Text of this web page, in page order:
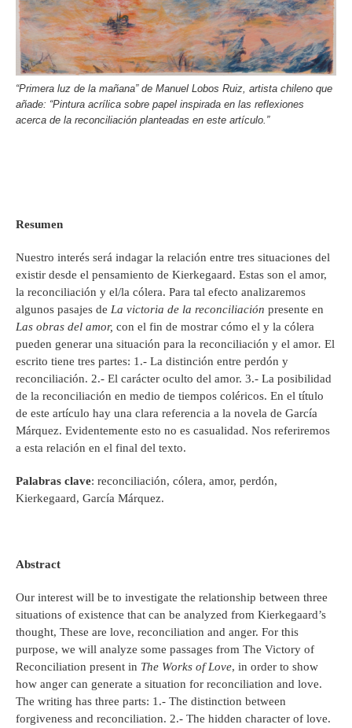
“Primera luz de la mañana” de Manuel Lobos Ruiz, artista chileno que
añade: “Pintura acrílica sobre papel inspirada en las reflexiones
acerca de la reconciliación planteadas en este artículo.”
Resumen
Nuestro interés será indagar la relación entre tres situaciones del
existir desde el pensamiento de Kierkegaard. Estas son el amor,
la reconciliación y el/la cólera. Para tal efecto analizaremos
algunos pasajes de La victoria de la reconciliación presente en
Las obras del amor, con el fin de mostrar cómo el y la cólera
pueden generar una situación para la reconciliación y el amor. El
escrito tiene tres partes: 1.- La distinción entre perdón y
reconciliación. 2.- El carácter oculto del amor. 3.- La posibilidad
de la reconciliación en medio de tiempos coléricos. En el título
de este artículo hay una clara referencia a la novela de García
Márquez. Evidentemente esto no es casualidad. Nos referiremos
a esta relación en el final del texto.
Palabras clave: reconciliación, cólera, amor, perdón,
Kierkegaard, García Márquez.
Abstract
Our interest will be to investigate the relationship between three
situations of existence that can be analyzed from Kierkegaard’s
thought, These are love, reconciliation and anger. For this
purpose, we will analyze some passages from The Victory of
Reconciliation present in The Works of Love, in order to show
how anger can generate a situation for reconciliation and love.
The writing has three parts: 1.- The distinction between
forgiveness and reconciliation. 2.- The hidden character of love.